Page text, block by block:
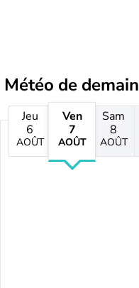
Météo de demain
Jeu
6
AOÛT
Ven
7
AOÛT
Sam
8
AOÛT